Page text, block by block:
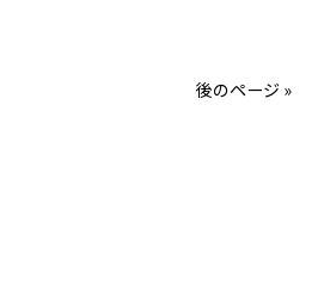
後のページ »